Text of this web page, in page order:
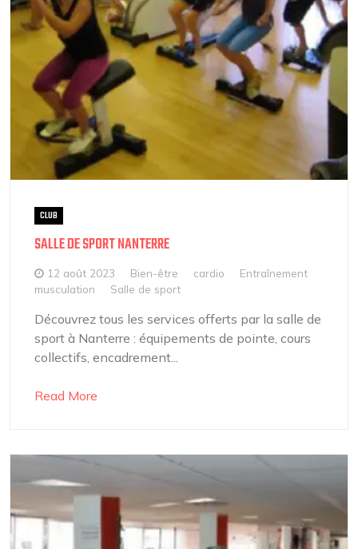
CLUB
SALLE DE SPORT NANTERRE
12 août 2023 Bien-être cardio
Entraînement
musculation
Salle de sport
Découvrez tous les services offerts par la salle de
sport à Nanterre : équipements de pointe, cours
collectifs, encadrement...
Read More